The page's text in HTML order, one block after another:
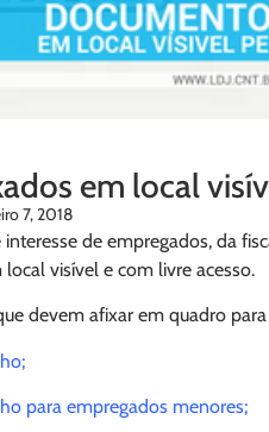
em local
7, 2018
de empregados, da
visível e com livre acesso.
devem afixar em quadro
para empregados menores;